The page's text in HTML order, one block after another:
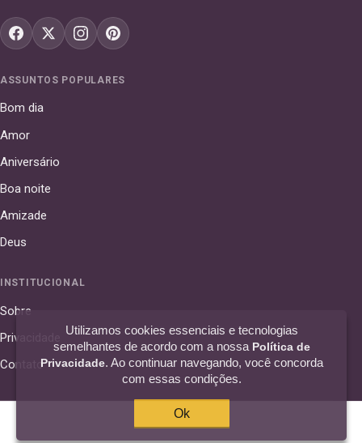
ASSUNTOS POPULARES
Bom dia
Amor
Aniversário
Boa noite
Amizade
Deus
INSTITUCIONAL
Sobre
Privacidade
Contato
© 2016–2026 42 Frases · curadoria de frases por assuntos e autores
Utilizamos cookies essenciais e tecnologias
semelhantes de acordo com a nossa Política de
Privacidade. Ao continuar navegando, você concorda
com essas condições.
Ok